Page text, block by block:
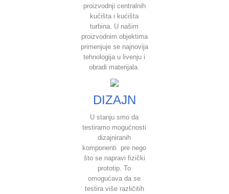
proizvodnji centralnih
kućišta i kućišta
turbina. U našim
proizvodnim objektima
primenjuje se najnovija
tehnologija u livenju i
obradi materijala.
DIZAJN
U stanju smo da
testiramo mogućnosti
dizajniranih
komponenti pre nego
što se napravi fizički
prototip. To
omogućava da se
testira više različitih